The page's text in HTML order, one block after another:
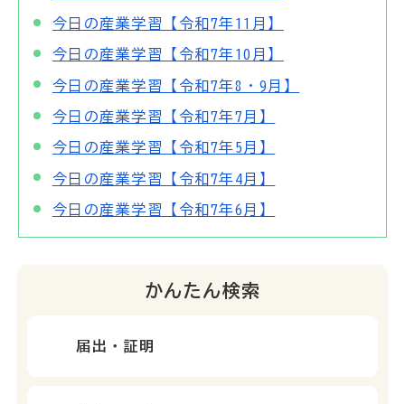
今日の産業学習【令和7年11月】
今日の産業学習【令和7年10月】
今日の産業学習【令和7年8・9月】
今日の産業学習【令和7年7月】
今日の産業学習【令和7年5月】
今日の産業学習【令和7年4月】
今日の産業学習【令和7年6月】
かんたん検索
届出・証明